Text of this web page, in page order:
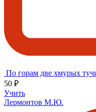
По горам две хмурых
50 ₽
Учить
Лермонтов М.Ю.